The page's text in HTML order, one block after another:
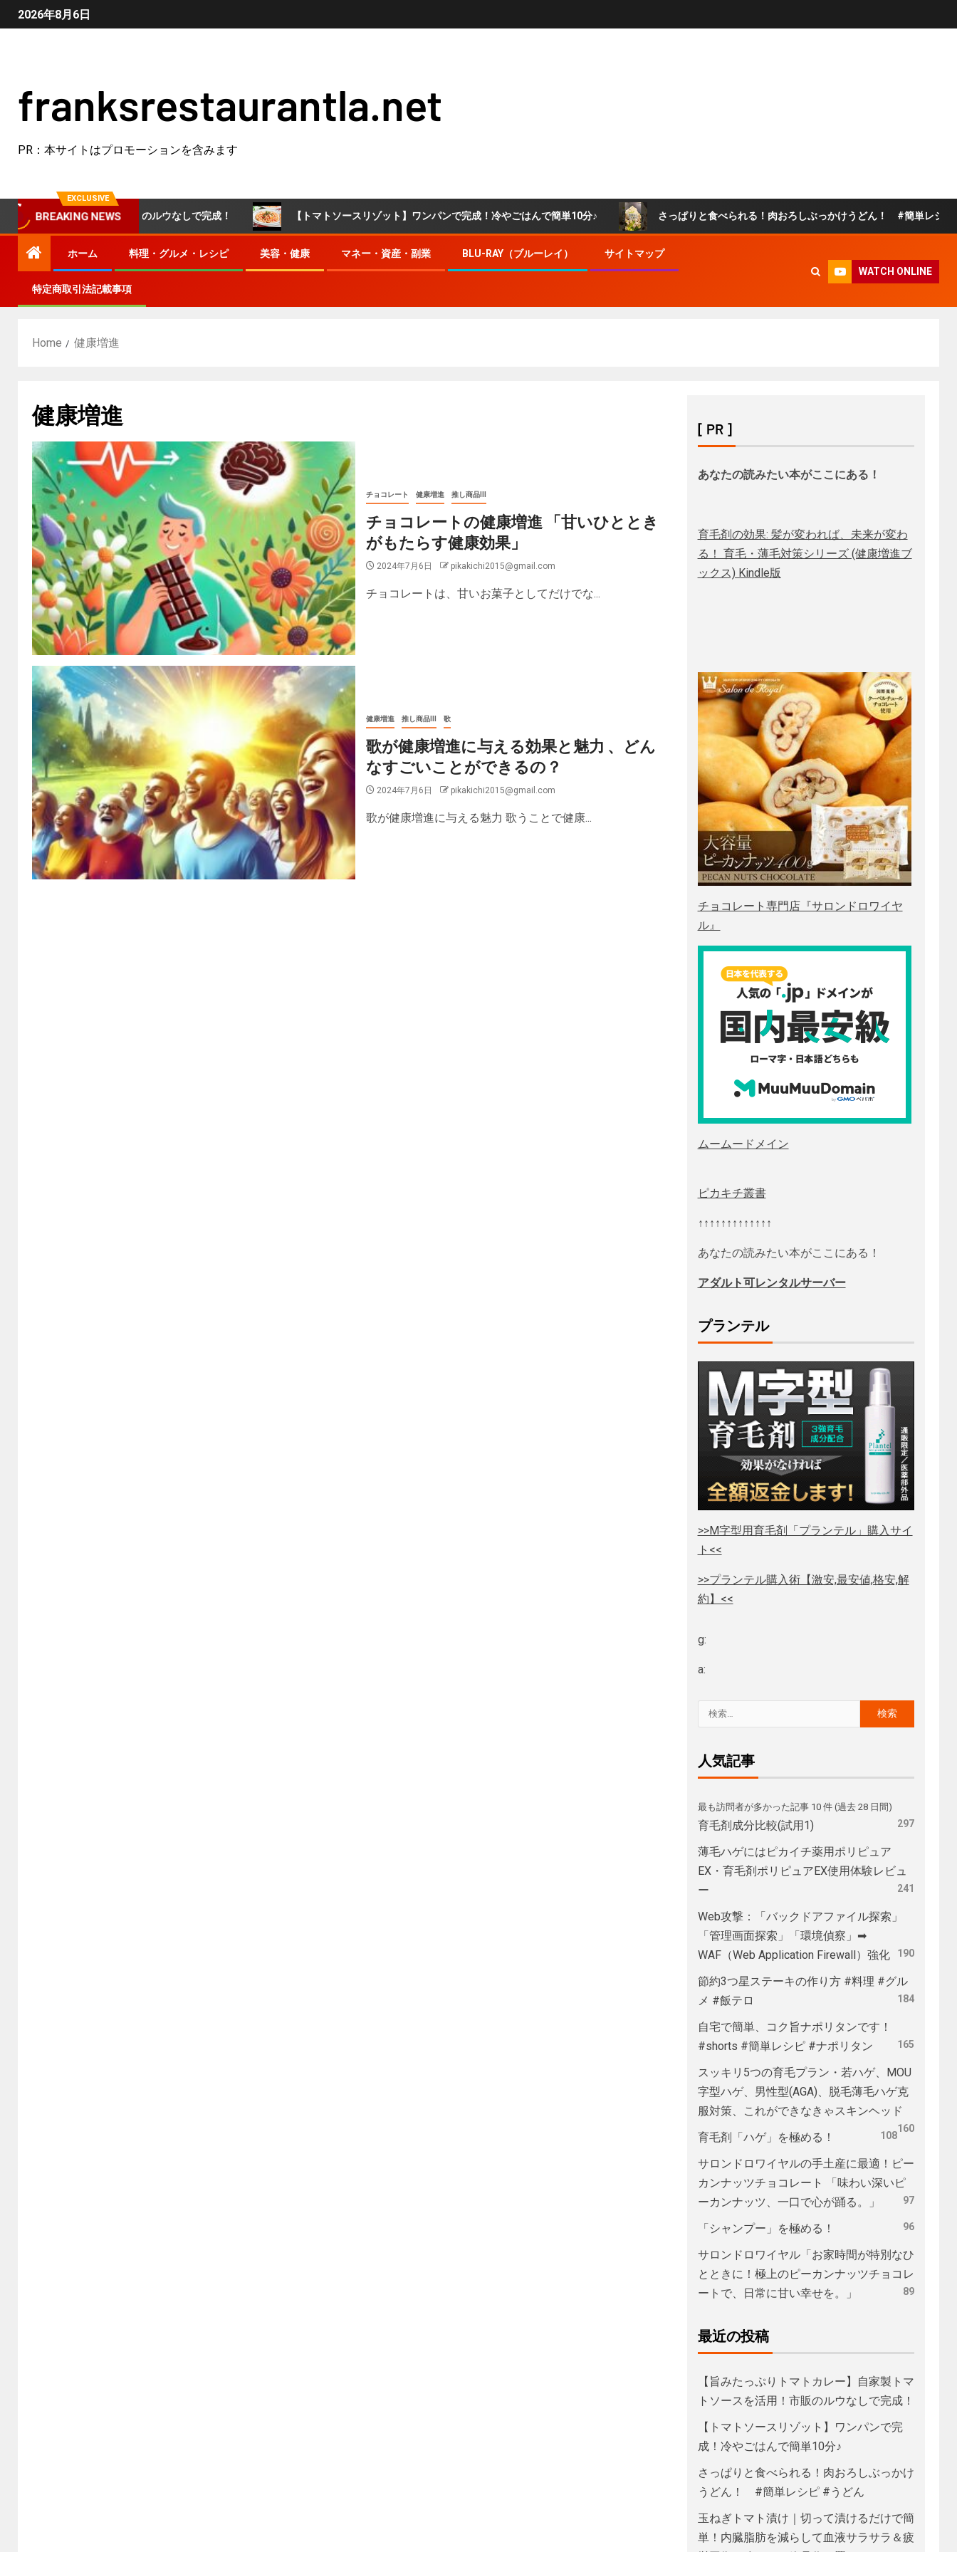
2026年8月6日
franksrestaurantla.net
PR：本サイトはプロモーションを含みます
EXCLUSIVE
BREAKING NEWS
スを活用！市販のルウなしで完成！ 【トマトソースリゾット】ワンパンで完成！冷やごはんで簡単10分♪ さっぱりと食べられる！肉おろしぶっかけうどん！ #簡単レシピ #うどん
ホーム 料理・グルメ・レシピ 美容・健康 マネー・資産・副業 BLU-RAY（ブルーレイ） サイトマップ
特定商取引法記載事項
WATCH ONLINE
Home 健康増進
健康増進
チョコレート 健康増進 推し商品III
チョコレートの健康増進 「甘いひととき
がもたらす健康効果」
2024年7月6日 pikakichi2015@gmail.com
チョコレートは、甘いお菓子としてだけでな...
健康増進 推し商品III 歌
歌が健康増進に与える効果と魅力 、どん
なすごいことができるの？
2024年7月6日 pikakichi2015@gmail.com
歌が健康増進に与える魅力 歌うことで健康...
[ PR ]
あなたの読みたい本がここにある！
育毛剤の効果: 髪が変われば、未来が変わ
る！ 育毛・薄毛対策シリーズ (健康増進ブ
ックス) Kindle版
チョコレート専門店『サロンドロワイヤ
ル』
ムームードメイン
ピカキチ叢書
↑↑↑↑↑↑↑↑↑↑↑↑↑
あなたの読みたい本がここにある！
アダルト可レンタルサーバー
プランテル
>>M字型用育毛剤「プランテル」購入サイ
ト<<
>>プランテル購入術【激安,最安値,格安,解
約】<<
g:
a:
人気記事
最も訪問者が多かった記事 10 件 (過去 28 日間)
育毛剤成分比較(試用1) 297
薄毛ハゲにはピカイチ薬用ポリピュア
EX・育毛剤ポリピュアEX使用体験レビュ
ー
241
Web攻撃：「バックドアファイル探索」
「管理画面探索」「環境偵察」➡
WAF（Web Application Firewall）強化
190
節約3つ星ステーキの作り方 #料理 #グル
メ #飯テロ
184
自宅で簡単、コク旨ナポリタンです！
#shorts #簡単レシピ #ナポリタン
165
スッキリ5つの育毛プラン・若ハゲ、MOU
字型ハゲ、男性型(AGA)、脱毛薄毛ハゲ克
服対策、これができなきゃスキンヘッド
160
育毛剤「ハゲ」を極める！ 108
サロンドロワイヤルの手土産に最適！ピー
カンナッツチョコレート 「味わい深いピ
ーカンナッツ、一口で心が踊る。」
97
「シャンプー」を極める！ 96
サロンドロワイヤル「お家時間が特別なひ
とときに！極上のピーカンナッツチョコレ
ートで、日常に甘い幸せを。」
89
最近の投稿
【旨みたっぷりトマトカレー】自家製トマ
トソースを活用！市販のルウなしで完成！
【トマトソースリゾット】ワンパンで完
成！冷やごはんで簡単10分♪
さっぱりと食べられる！肉おろしぶっかけ
うどん！ #簡単レシピ #うどん
玉ねぎトマト漬け｜切って漬けるだけで簡
単！内臓脂肪を減らして血液サラサラ＆疲